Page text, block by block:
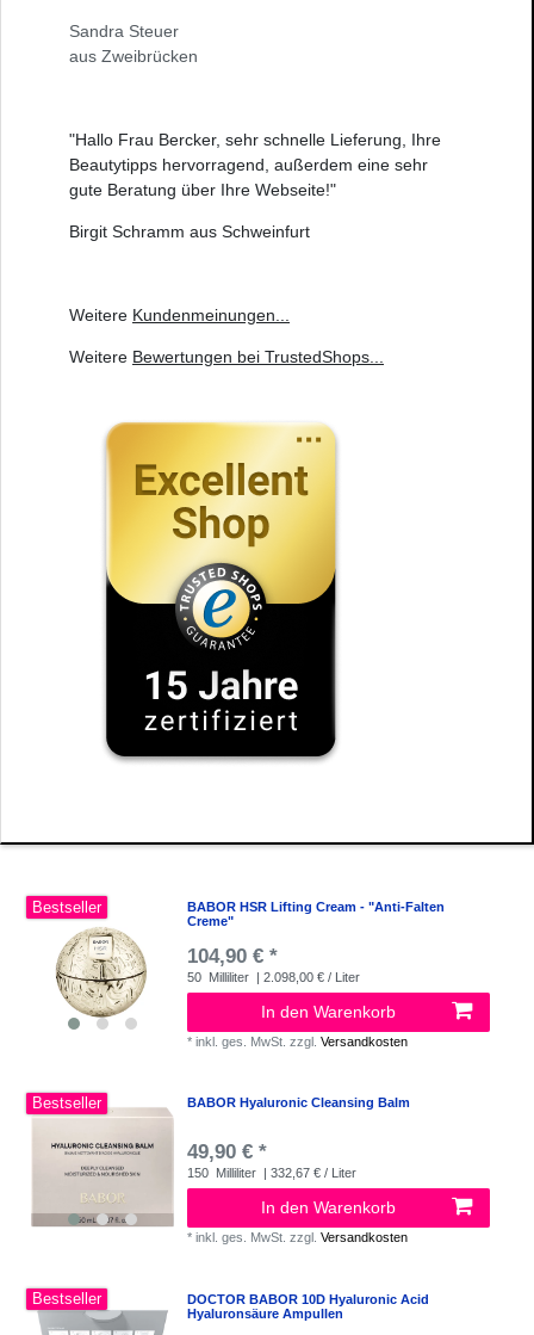
Sandra Steuer
aus Zweibrücken
"Hallo Frau Bercker, sehr schnelle Lieferung, Ihre
Beautytipps hervorragend, außerdem eine sehr
gute Beratung über Ihre Webseite!"
Birgit Schramm aus Schweinfurt
Weitere Kundenmeinungen
Weitere Bewertungen bei TrustedShops
Bestseller
BABOR HSR Lifting Cream - "Anti-Falten
Creme"
104,90 € *
50 Milliliter | 2.098,00 € / Liter
In den Warenkorb
*inkl. ges. MwSt. zzgl.Versandkosten
Bestseller BABOR Hyaluronic Cleansing Balm
49,90 € *
150 Milliliter | 332,67 € / Liter
In den Warenkorb
*inkl. ges. MwSt. zzgl.Versandkosten
Bestseller
DOCTOR BABOR 10D Hyaluronic Acid
Hyaluronsäure Ampullen